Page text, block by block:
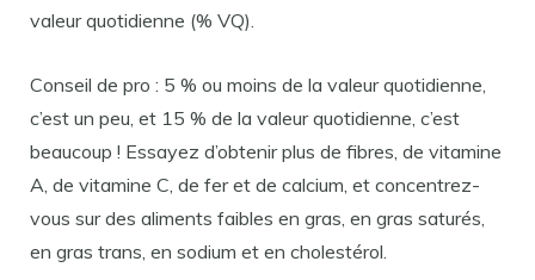
valeur quotidienne (% VQ).
Conseil de pro : 5 % ou moins de la valeur quotidienne,
c’est un peu, et 15 % de la valeur quotidienne, c’est
beaucoup ! Essayez d’obtenir plus de fibres, de vitamine
A, de vitamine C, de fer et de calcium, et concentrez-
vous sur des aliments faibles en gras, en gras saturés,
en gras trans, en sodium et en cholestérol.